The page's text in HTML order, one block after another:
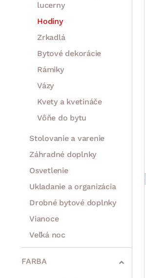
lucerny
Hodiny
Zrkadlá
Bytové dekorácie
Rámiky
Vázy
Kvety a kvetináče
Vôňe do bytu
Stolovanie a varenie
Záhradné doplnky
Osvetlenie
Ukladanie a organizácia
Drobné bytové doplnky
Vianoce
Veľká noc
Sedacie súpravy a pohovky
Zostavy a steny
Drobný nábytok
Spotrebiče
FARBA